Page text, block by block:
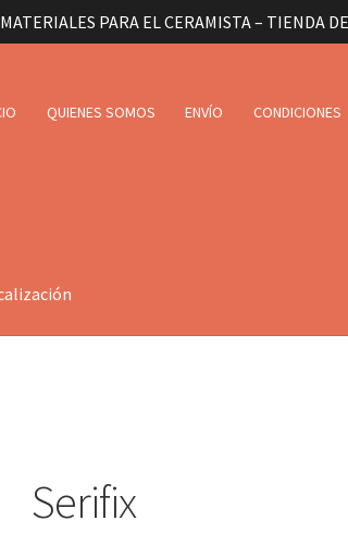
PARA EL CERAMISTA – TIENDA
QUIENES SOMOS ENVÍO CONDICIONES
Serifix